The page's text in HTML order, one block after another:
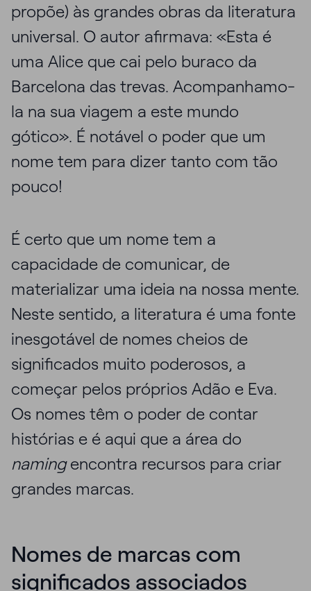
propõe) às grandes obras da literatura
universal. O autor afirmava: «Esta é
uma Alice que cai pelo buraco da
Barcelona das trevas. Acompanhamo-
la na sua viagem a este mundo
gótico». É notável o poder que um
nome tem para dizer tanto com tão
pouco!
É certo que um nome tem a
capacidade de comunicar, de
materializar uma ideia na nossa mente.
Neste sentido, a literatura é uma fonte
inesgotável de nomes cheios de
significados muito poderosos, a
começar pelos próprios Adão e Eva.
Os nomes têm o poder de contar
histórias e é aqui que a área do
namingencontra recursos para criar
grandes marcas.
Nomes de marcas com
significados associados